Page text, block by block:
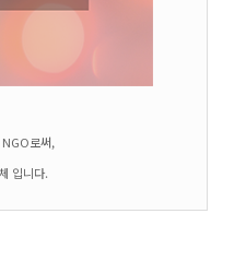
로써,
입니다.